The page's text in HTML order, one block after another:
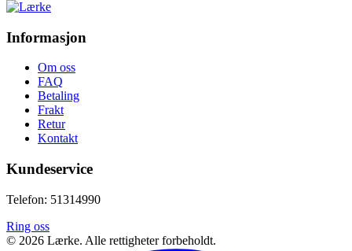
Informasjon
Om oss
FAQ
Betaling
Frakt
Retur
Kontakt
Kundeservice
Telefon: 51314990
Ring oss
© 2026 Lærke. Alle rettigheter forbeholdt.